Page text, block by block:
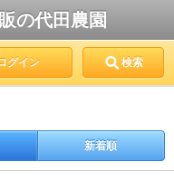
の代田農園
グイン 検索
新着順